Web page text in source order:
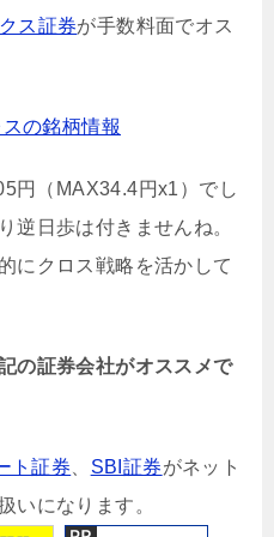
ス証券が手数料面でオス
の銘柄情報
円（MAX34.4円x1）でし
逆日歩は付きませんね。
にクロス戦略を活かして
の証券会社がオススメで
ト証券 SBI証券がネット
いになります。